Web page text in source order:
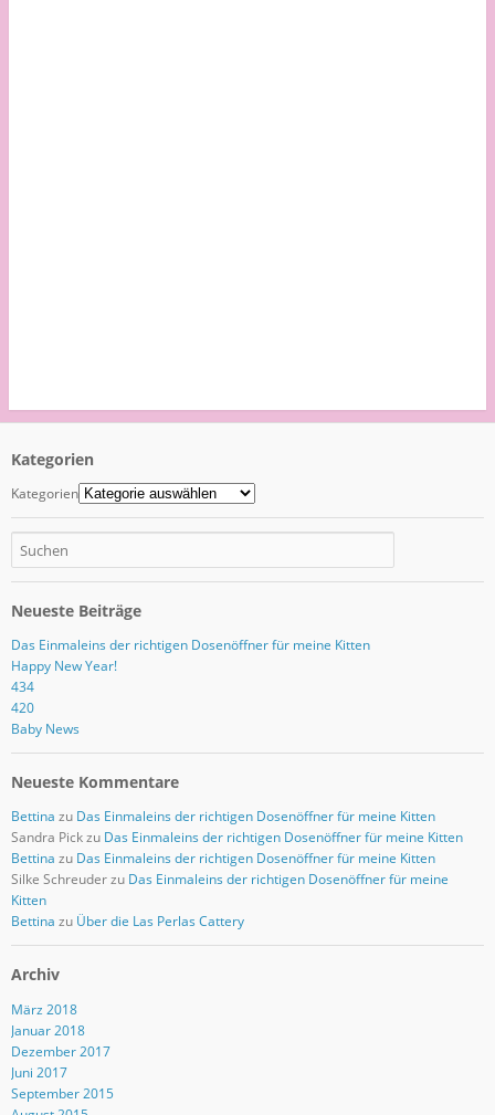
Kategorien
Kategorien
Neueste Beiträge
Das Einmaleins der richtigen Dosenöffner für meine Kitten
Happy New Year!
434
420
Baby News
Neueste Kommentare
Bettina zu Das Einmaleins der richtigen Dosenöffner für meine Kitten
Sandra Pickzu Das Einmaleins der richtigen Dosenöffner für meine Kitten
Bettina zu Das Einmaleins der richtigen Dosenöffner für meine Kitten
Silke Schreuderzu Das Einmaleins der richtigen Dosenöffner für meine
Kitten
Bettina zu Über die Las Perlas Cattery
Archiv
März 2018
Januar 2018
Dezember 2017
Juni 2017
September 2015